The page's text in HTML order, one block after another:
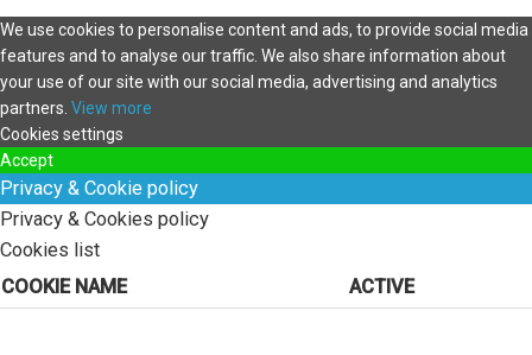
We use cookies to personalise content and ads, to provide social media
features and to analyse our traffic. We also share information about
your use of our site with our social media, advertising and analytics
partners. View more
Cookies settings
Accept
Privacy & Cookie policy
Privacy & Cookies policy
Cookies list
COOKIE NAME
ACTIVE